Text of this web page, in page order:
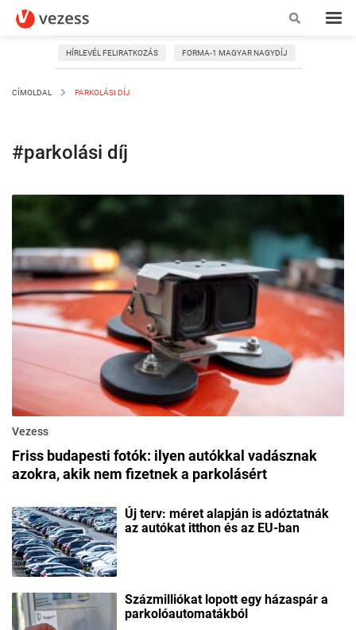
HÍRLEVÉL FELIRATKOZÁS FORMA-1 MAGYAR NAGYDÍJ
CÍMOLDAL PARKOLÁSI DÍJ
#parkolási díj
Vezess
Friss budapesti fotók: ilyen autókkal vadásznak
azokra, akik nem fizetnek a parkolásért
Új terv: méret alapján is adóztatnák
az autókat itthon és az EU-ban
Százmilliókat lopott egy házaspár a
parkolóautomatákból